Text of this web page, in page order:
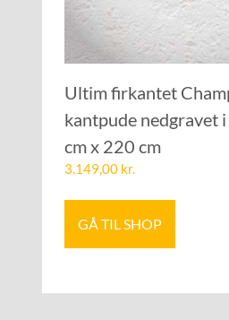
Ultim firkantet
kantpude nedgravet
cm x 220 cm
3.149,00 kr.
GÅ TIL SHOP